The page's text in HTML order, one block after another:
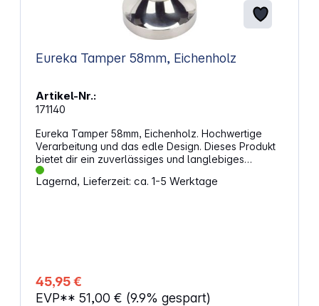
Adapter spülmaschinentauglich 1.8 m Kabellänge
für flexible Positionierung
Eureka Tamper 58mm, Eichenholz
Artikel-Nr.:
171140
Eureka Tamper 58mm, Eichenholz. Hochwertige
Verarbeitung und das edle Design. Dieses Produkt
bietet dir ein zuverlässiges und langlebiges
Werkzeug für die perfekte Kaffeezubereitung.
Eigenschaften: Präzise mechanische Bearbeitung
Lagernd, Lieferzeit: ca. 1-5 Werktage
45,95 €
EVP** 51,00 € (9.9% gespart)